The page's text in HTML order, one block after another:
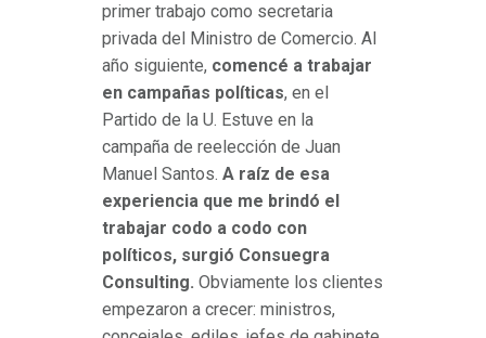
primer trabajo como secretaria
privada del Ministro de Comercio. Al
año siguiente, comencé a trabajar
en campañas políticas, en el
Partido de la U. Estuve en la
campaña de reelección de Juan
Manuel Santos. A raíz de esa
experiencia que me brindó el
trabajar codo a codo con
políticos, surgió Consuegra
Consulting. Obviamente los clientes
empezaron a crecer: ministros,